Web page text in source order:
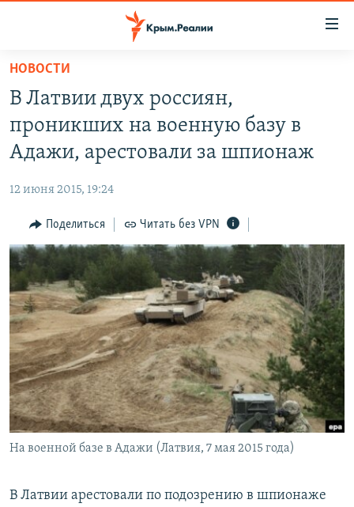
Вернуться
основному
содержанию
Вернутся
главной
Вернутся
поиску
СПЕЦПРОЕКТЫ
11 ЛЕТ ОККУПАЦИИ КРЫМА. 11 ИСТОРИЙ СОПРОТИВЛЕНИЯ
ВОДА
ЕЩЕ
ИНТЕРАКТИВ
ИНФОГРАФИКА
ТЕЛЕПРОЕКТ КРЫМ.РЕАЛИИ
СОВЕТЫ ПРАВОЗАЩИТНИКОВ
ПРОПАВШИЕ БЕЗ ВЕСТИ
ПОБЕДИТЕЛЕЙ НЕ СУДЯТ?
КРЫМ.НЕПОКОРЕННЫЙ
ELIFBE
УКРАИНСКАЯ ПРОБЛЕМА КРЫМА
РАДІО СВОБОДА
КАК ОБОЙТИ БЛОКИРОВКУ
Українською
Qırımtatar
ПРИСОЕДИНЯЙТЕСЬ!
НОВОСТИ
В Латвии двух россиян,
проникших на военную базу в
Адажи, арестовали за шпионаж
12 июня 2015, 19:24
Поделиться Читать без VPN
На военной базе в Адажи (Латвия, 7 мая 2015 года)
В Латвии арестовали по подозрению в шпионаже